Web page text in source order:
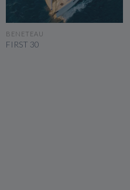
VOIR LE BATEAU
BENETEAU
FIRST 30